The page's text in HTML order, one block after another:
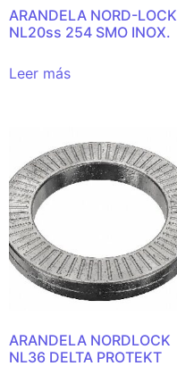
ARANDELA NORD-LOCK
NL20ss 254 SMO INOX.
Leer más
ARANDELA NORDLOCK
NL36 DELTA PROTEKT